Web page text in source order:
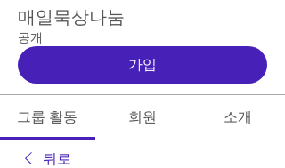
매일묵상나눔
공개
가입
그룹 활동 회원 소개
뒤로